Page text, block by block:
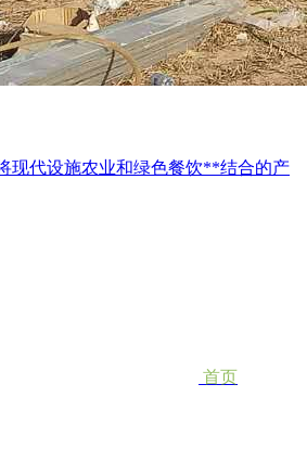
现代设施农业和绿色餐饮**结合的产
首页